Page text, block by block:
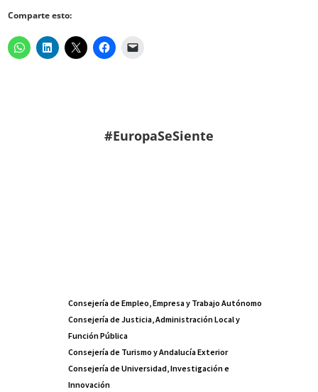
Comparte esto:
#EuropaSeSiente
Consejería de Empleo, Empresa y Trabajo Autónomo
Consejería de Justicia, Administración Local y
Función Pública
Consejería de Turismo y Andalucía Exterior
Consejería de Universidad, Investigación e
Innovación